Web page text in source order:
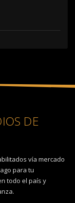
DE
vía mercado
para tu
todo el país y